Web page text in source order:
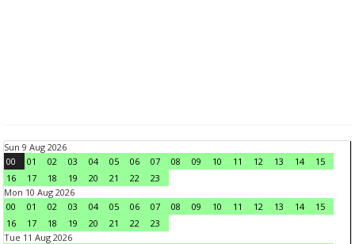
Sun 9 Aug 2026
00
01 02 03 04 05 06 07 08 09 10 11 12 13 14
15
16
17 18 19 20 21 22
23
Mon 10 Aug 2026
00
01 02 03 04 05 06 07 08 09 10 11 12 13 14
15
16
17 18 19 20 21 22
23
Tue 11 Aug 2026